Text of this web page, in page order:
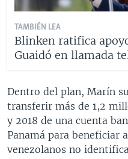
TAMBIÉN LEA
Blinken ratifica
Guaidó en llamada
Dentro del plan, Marín
transferir más de 1,2
y 2018 de una cuenta
Panamá para beneficiar
venezolanos no